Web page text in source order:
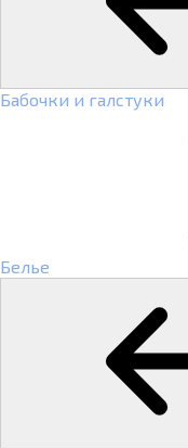
Бабочки и галстуки
Белье